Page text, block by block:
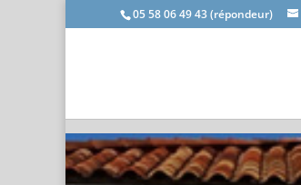
05 58 06 49 43 (répondeur)